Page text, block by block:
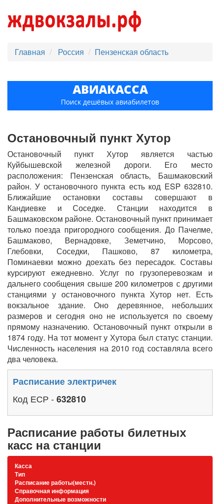
Главная Россия Пензенская область
АВИАКАССА
Поиск дешёвых авиабилетов
Остановочный пункт Хутор
Остановочный пункт Хутор является частью
Куйбышевской железной дороги. Его место
расположения: Пензенская область, Башмаковский
район. У остановочного пункта есть код ESP 632810.
Ближайшие остановки составы совершают в
Кандиевке и Соседке. Станции находится в
Башмаковском районе. Остановочный пункт принимает
только поезда пригородного сообщения. До Пачелме,
Башмаково, Вернадовке, Земетчино, Морсово,
Глебовки, Соседки, Пашково, 87 километра,
Поминаевки можно доехать без пересадок. Составы
курсируют ежедневно. Услуг по грузоперевозкам и
дальнего сообщения свыше 200 километров с другими
станциями у остановочного пункта Хутор нет. Есть
вокзальное здание. Оно деревянное, небольших
размеров и сегодня оно не используется по своему
прямому назначению. Остановочный пункт открыли в
1874 году. На тот момент у Хутора был статус станции.
Численность населения на 2010 год составляла всего
два человека.
Расписание электричек
Код ЕСР - 632810
Расписание работы билетных
касс на станции
Касса
Тип
Расписание работы(местн.)
Справочная информация
Дополнительные возможности